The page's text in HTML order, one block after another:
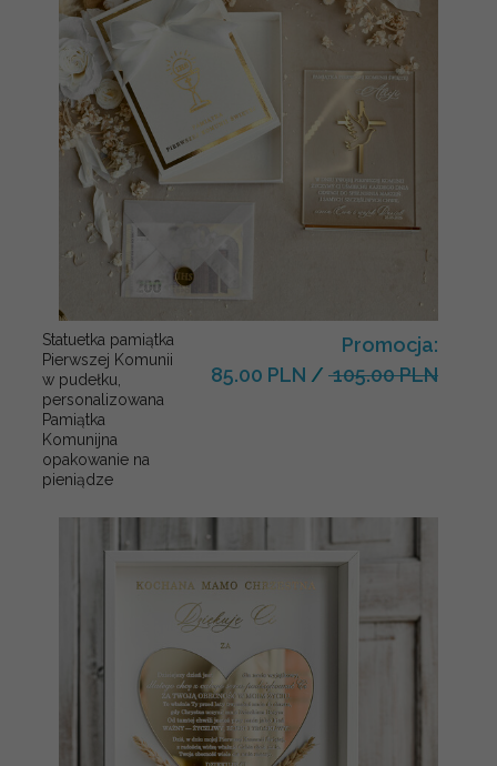
Statuetka pamiątka
Pierwszej Komunii
w pudełku,
personalizowana
Pamiątka
Komunijna
opakowanie na
pieniądze
Promocja:
85.00 PLN / 105.00 PLN